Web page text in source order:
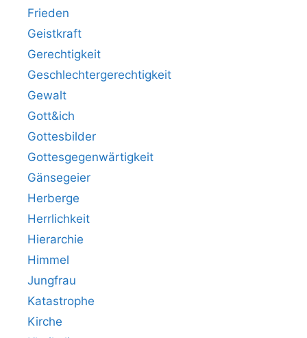
Frieden
Geistkraft
Gerechtigkeit
Geschlechtergerechtigkeit
Gewalt
Gott&ich
Gottesbilder
Gottesgegenwärtigkeit
Gänsegeier
Herberge
Herrlichkeit
Hierarchie
Himmel
Jungfrau
Katastrophe
Kirche